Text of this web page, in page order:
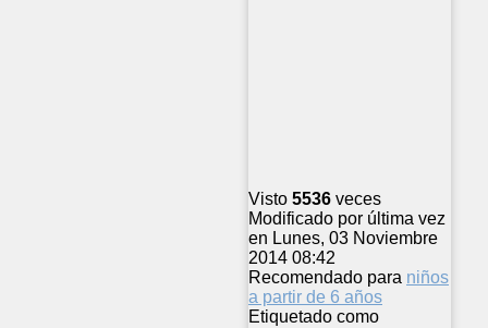
Visto 5536 veces
Modificado por última vez
en Lunes, 03 Noviembre
2014 08:42
Recomendado para niños
a partir de 6 años
Etiquetado como